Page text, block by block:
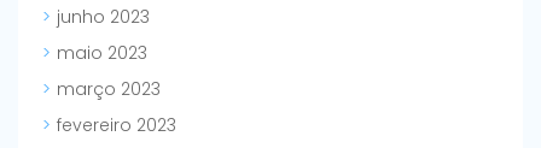
junho 2023
maio 2023
março 2023
fevereiro 2023